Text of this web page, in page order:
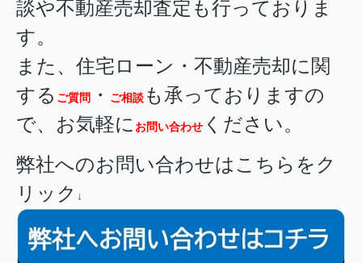
談や不動産売却査定も行っておりま
す。
また、住宅ローン・不動産売却に関
する ご質問 ・ ご相談 も承っておりますの
で、お気軽に お問い合わせ ください。
弊社へのお問い合わせはこちらをク
リック ↓